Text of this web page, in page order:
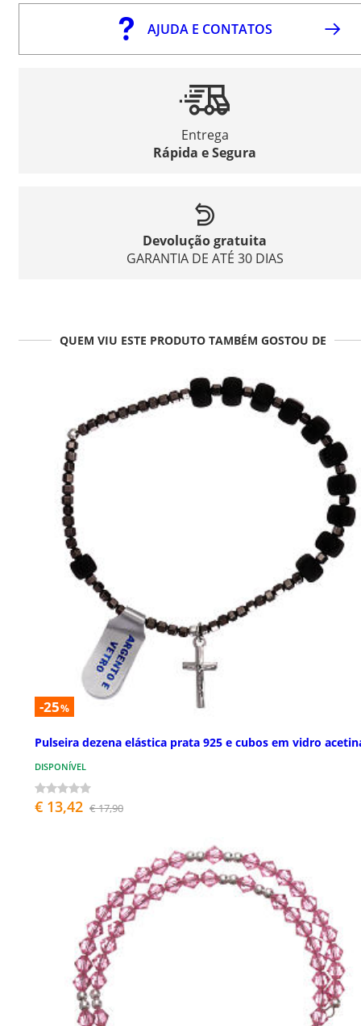
AJUDA E CONTATOS
Entrega
Rápida e Segura
Devolução gratuita
GARANTIA DE ATÉ 30 DIAS
QUEM VIU ESTE PRODUTO TAMBÉM GOSTOU DE
-25%
Pulseira dezena elástica prata 925 e cubos em vidro
DISPONÍVEL
€ 13,42 € 17,90